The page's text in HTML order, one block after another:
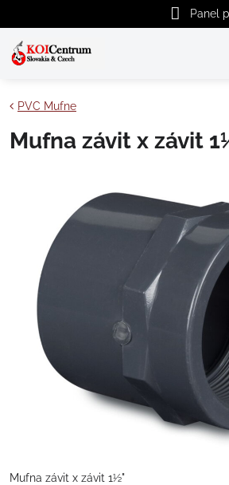
Panel
PVC Mufne
Mufna závit x závit
Mufna závit x závit 1½"